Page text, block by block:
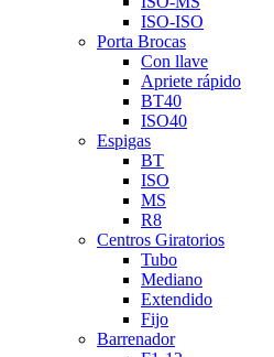
ISO-ISO
Porta Brocas
Con llave
Apriete rápido
BT40
ISO40
Espigas
BT
ISO
MS
R8
Centros Giratorios
Tubo
Mediano
Extendido
Fijo
Barrenador